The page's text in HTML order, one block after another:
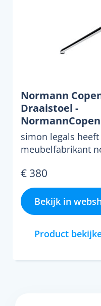
Normann
Draaistoel -
- aluminium
simon legals
meubelfabrikant
€ 380
Bekijk in
Product